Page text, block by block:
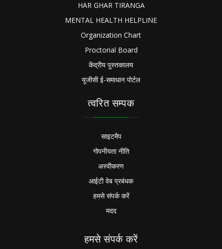
HAR GHAR TIRANGA
MENTAL HEALTH HELPLINE
Organization Chart
Proctorial Board
केंद्रीय पुस्तकालय
यूजीसी ई-समाधान पोर्टल
त्वरित सम्पक
साइटमैप
गोपनीयता नीति
अस्वीकरण
आईटी वेब प्रबंधक
हमसे संपर्क करें
मदद
हमसे संपर्क करें